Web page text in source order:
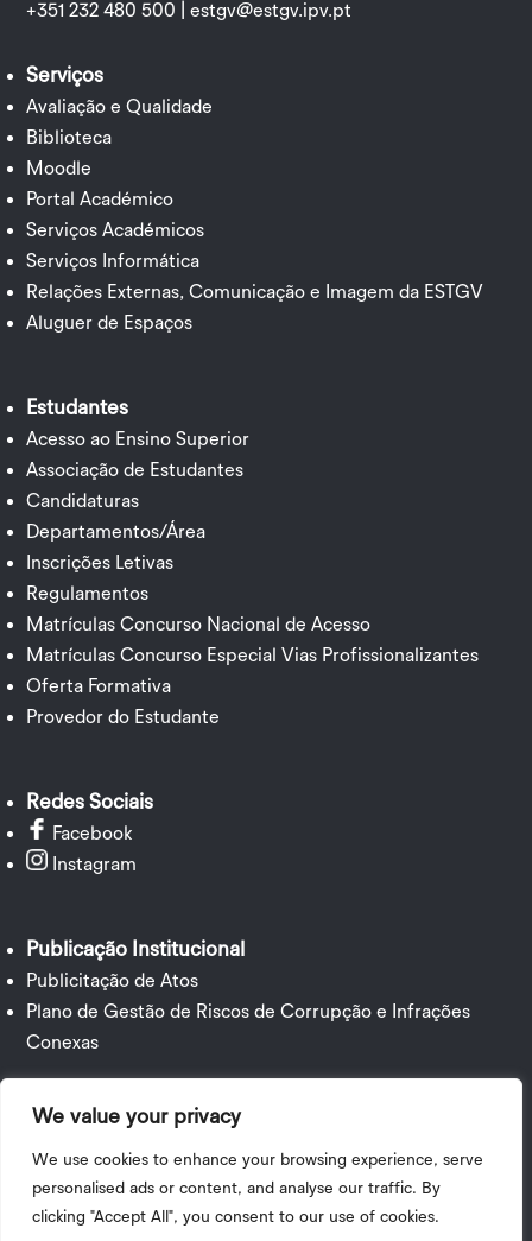
We value your privacy
We use cookies to enhance your browsing experience, serve
personalised ads or content, and analyse our traffic. By
clicking "Accept All", you consent to our use of cookies.
+351 232 480 500 |estgv@estgv.ipv.pt
Serviços
Avaliação e Qualidade
Biblioteca
Moodle
Portal Académico
Serviços Académicos
Serviços Informática
Relações Externas, Comunicação e Imagem da ESTGV
Aluguer de Espaços
Estudantes
Acesso ao Ensino Superior
Associação de Estudantes
Candidaturas
Departamentos/Área
Inscrições Letivas
Regulamentos
Matrículas Concurso Nacional de Acesso
Matrículas Concurso Especial Vias Profissionalizantes
Oferta Formativa
Provedor do Estudante
Redes Sociais
Facebook
Instagram
Publicação Institucional
Publicitação de Atos
Plano de Gestão de Riscos de Corrupção e Infrações
Conexas
Política de Privacidade|Termos e Condições| 2025 ©